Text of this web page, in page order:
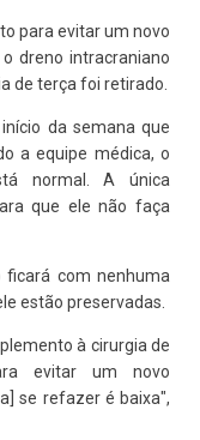
para evitar um novo
dreno intracraniano
de terça foi retirado.
da semana que
a equipe médica, o
normal. A única
que ele não faça
com nenhuma
estão preservadas.
à cirurgia de
evitar um novo
se refazer é baixa",